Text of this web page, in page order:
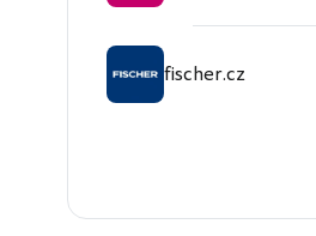
eximtours.cz
fischer.cz